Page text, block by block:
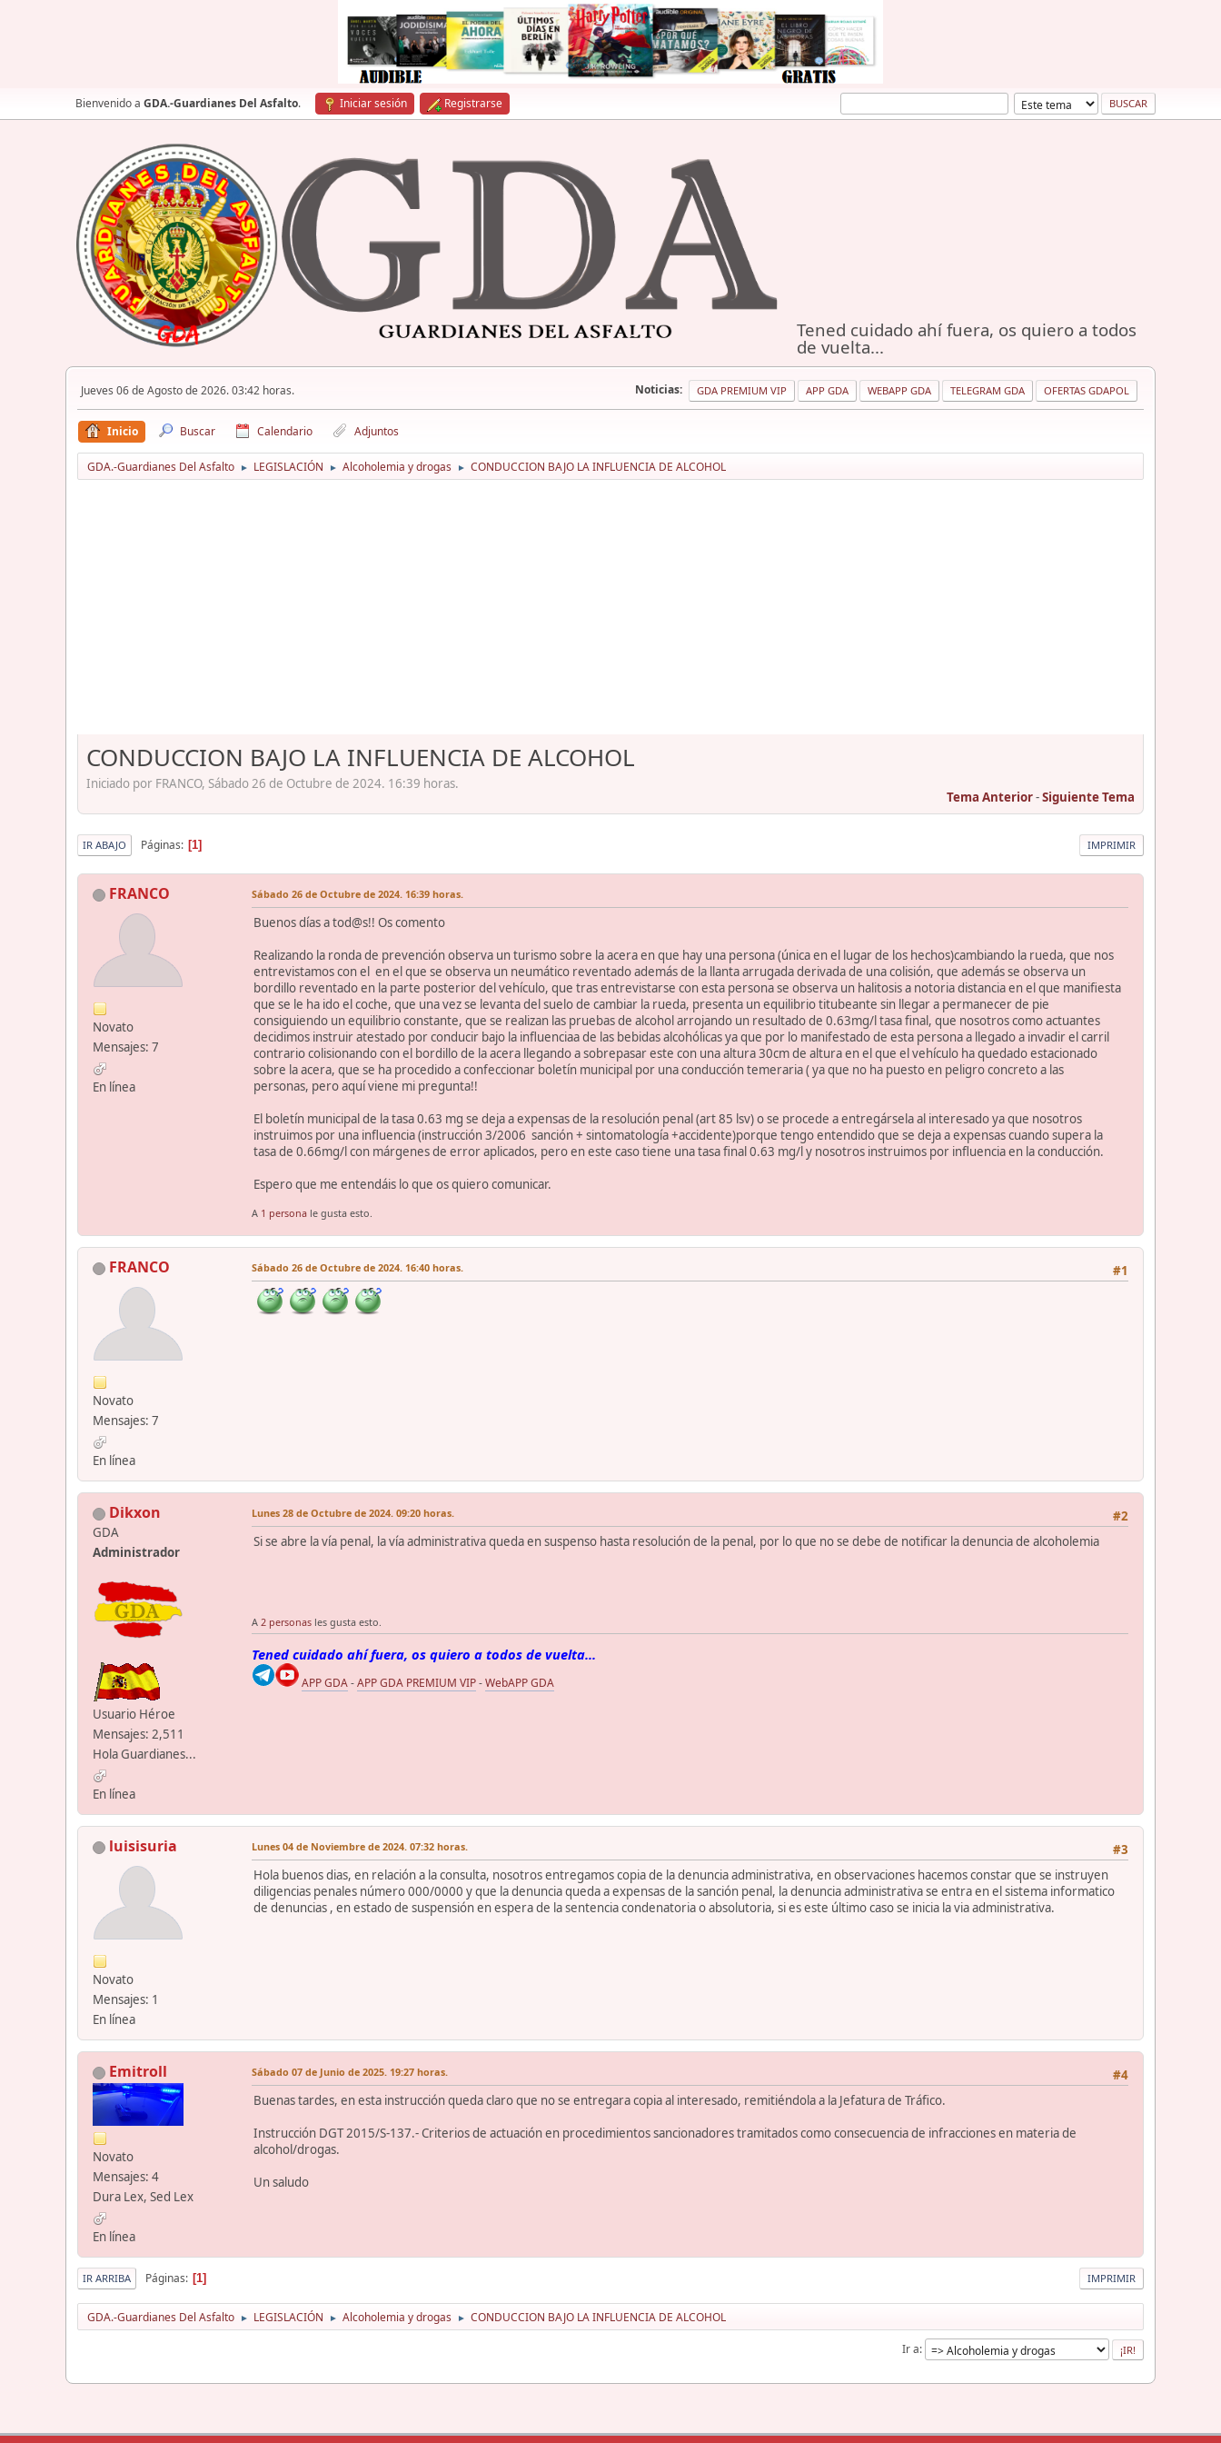
Bienvenido a GDA.-Guardianes Del Asfalto. Iniciar sesión Registrarse
Tened cuidado ahí fuera, os quiero a todos
de vuelta...
Jueves 06 de Agosto de 2026. 03:42 horas. Noticias: GDA PREMIUM VIP APP GDA WEBAPP GDA TELEGRAM GDA OFERTAS GDAPOL
Inicio Buscar Calendario Adjuntos
GDA.-Guardianes Del Asfalto ► LEGISLACIÓN ► Alcoholemia y drogas ► CONDUCCION BAJO LA INFLUENCIA DE ALCOHOL
CONDUCCION BAJO LA INFLUENCIA DE ALCOHOL
Iniciado por FRANCO, Sábado 26 de Octubre de 2024. 16:39 horas.
Tema Anterior-Siguiente Tema
IMPRIMIR
IR ABAJO Páginas 1
FRANCO
Novato
Mensajes: 7
En línea
Sábado 26 de Octubre de 2024. 16:39 horas.
Buenos días a tod@s!! Os comento
Realizando la ronda de prevención observa un turismo sobre la acera en que hay una persona (única en el lugar de los hechos)cambiando la rueda, que nos
entrevistamos con el en el que se observa un neumático reventado además de la llanta arrugada derivada de una colisión, que además se observa un
bordillo reventado en la parte posterior del vehículo, que tras entrevistarse con esta persona se observa un halitosis a notoria distancia en el que manifiesta
que se le ha ido el coche, que una vez se levanta del suelo de cambiar la rueda, presenta un equilibrio titubeante sin llegar a permanecer de pie
consiguiendo un equilibrio constante, que se realizan las pruebas de alcohol arrojando un resultado de 0.63mg/l tasa final, que nosotros como actuantes
decidimos instruir atestado por conducir bajo la influenciaa de las bebidas alcohólicas ya que por lo manifestado de esta persona a llegado a invadir el carril
contrario colisionando con el bordillo de la acera llegando a sobrepasar este con una altura 30cm de altura en el que el vehículo ha quedado estacionado
sobre la acera, que se ha procedido a confeccionar boletín municipal por una conducción temeraria ( ya que no ha puesto en peligro concreto a las
personas, pero aquí viene mi pregunta!!
El boletín municipal de la tasa 0.63 mg se deja a expensas de la resolución penal (art 85 lsv) o se procede a entregársela al interesado ya que nosotros
instruimos por una influencia (instrucción 3/2006 sanción + sintomatología +accidente)porque tengo entendido que se deja a expensas cuando supera la
tasa de 0.66mg/l con márgenes de error aplicados, pero en este caso tiene una tasa final 0.63 mg/l y nosotros instruimos por influencia en la conducción.
Espero que me entendáis lo que os quiero comunicar.
A 1 persona le gusta esto.
FRANCO
Novato
Mensajes: 7
En línea
#1
Sábado 26 de Octubre de 2024. 16:40 horas.
Dikxon
GDA
Administrador
Usuario Héroe
Mensajes: 2,511
Hola Guardianes...
En línea
#2
Lunes 28 de Octubre de 2024. 09:20 horas.
Si se abre la vía penal, la vía administrativa queda en suspenso hasta resolución de la penal, por lo que no se debe de notificar la denuncia de alcoholemia
A 2 personas les gusta esto.
Tened cuidado ahí fuera, os quiero a todos de vuelta...
APP GDA-APP GDA PREMIUM VIP-WebAPP GDA
luisisuria
Novato
Mensajes: 1
En línea
#3
Lunes 04 de Noviembre de 2024. 07:32 horas.
Hola buenos dias, en relación a la consulta, nosotros entregamos copia de la denuncia administrativa, en observaciones hacemos constar que se instruyen
diligencias penales número 000/0000 y que la denuncia queda a expensas de la sanción penal, la denuncia administrativa se entra en el sistema informatico
de denuncias , en estado de suspensión en espera de la sentencia condenatoria o absolutoria, si es este último caso se inicia la via administrativa.
Emitroll
Novato
Mensajes: 4
Dura Lex, Sed Lex
En línea
#4
Sábado 07 de Junio de 2025. 19:27 horas.
Buenas tardes, en esta instrucción queda claro que no se entregara copia al interesado, remitiéndola a la Jefatura de Tráfico.
Instrucción DGT 2015/S-137.- Criterios de actuación en procedimientos sancionadores tramitados como consecuencia de infracciones en materia de
alcohol/drogas.
Un saludo
IMPRIMIR
IR ARRIBA Páginas 1
GDA.-Guardianes Del Asfalto ► LEGISLACIÓN ► Alcoholemia y drogas ► CONDUCCION BAJO LA INFLUENCIA DE ALCOHOL
Ir a